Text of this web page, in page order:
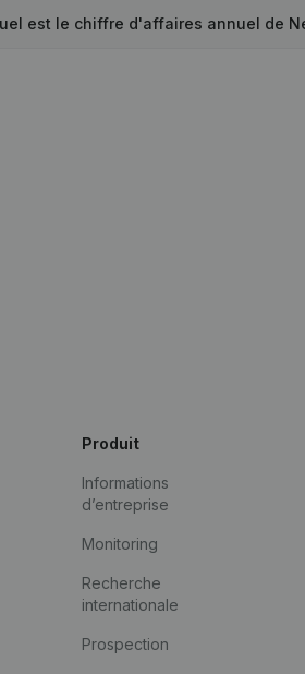
est le chiffre d'affaires annuel de
Produit
Informations
d’entreprise
Monitoring
Recherche
internationale
Prospection